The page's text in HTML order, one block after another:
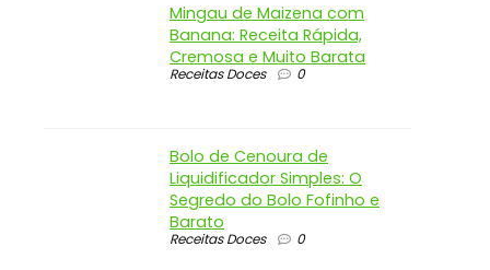
Mingau de Maizena com
Banana: Receita Rápida,
Cremosa e Muito Barata
Receitas Doces 0
Bolo de Cenoura de
Liquidificador Simples: O
Segredo do Bolo Fofinho e
Barato
Receitas Doces 0